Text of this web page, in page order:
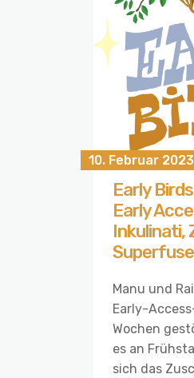
10. Februar 2023
Early
Early
Inkulinati,
Superfuse
Manu und
Early-
Wochen
es an
sich das